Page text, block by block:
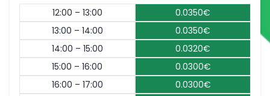
12:00 – 13:00
0.0350€
13:00 – 14:00
0.0350€
14:00 – 15:00
0.0320€
15:00 – 16:00
0.0300€
16:00 – 17:00
0.0300€